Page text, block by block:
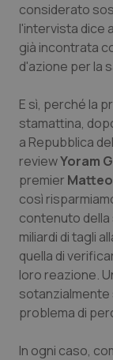
Friuli
Lazio
Liguria
Lombardia
Marche
Molise
Piemonte
Provincia
Dermatite
Diabete
Disturbi
Dolore
Donna &
Epatiti
HIV
Infezioni
considerato
l'intervista dice
già incontrata
d'azione per la
E sì, perché la
stamattina,
a Repubblica
reviewYoram
premier
così
contenuto della
miliardi di tagli
quella di
loro reazione.
sotanzialmente
problema di
In ogni caso,